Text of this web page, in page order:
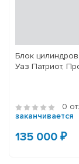
Блок
Уаз Патриот,
0
заканчивается
135 000 ₽